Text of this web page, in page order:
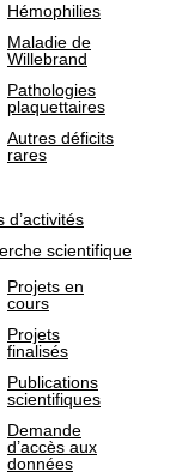
Hémophilies
Maladie de
Willebrand
Pathologies
plaquettaires
Autres déficits
rares
d’activités
scientifique
Projets en
cours
Projets
finalisés
Publications
scientifiques
Demande
d’accès aux
données